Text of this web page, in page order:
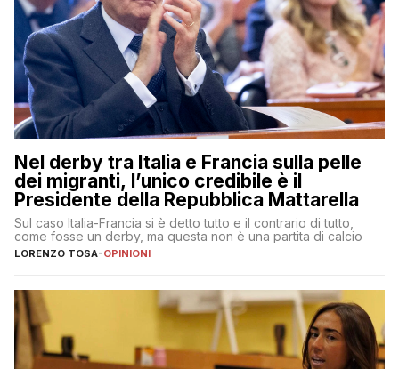
Nel derby tra Italia e Francia sulla pelle
dei migranti, l’unico credibile è il
Presidente della Repubblica Mattarella
Sul caso Italia-Francia si è detto tutto e il contrario di tutto,
come fosse un derby, ma questa non è una partita di calcio
LORENZO TOSA-OPINIONI